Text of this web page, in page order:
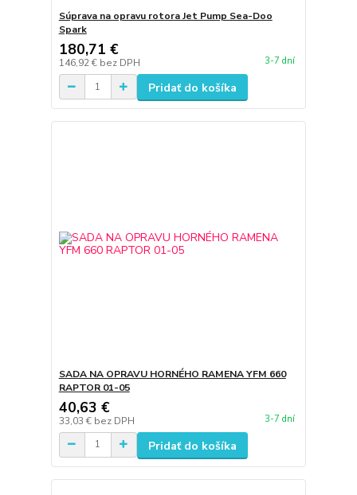
Súprava na opravu rotora Jet Pump Sea-Doo
Spark
180,71 €
146,92 € bez DPH 3-7 dní
Pridať do košíka
SADA NA OPRAVU HORNÉHO RAMENA YFM 660
RAPTOR 01-05
40,63 €
33,03 € bez DPH 3-7 dní
Pridať do košíka